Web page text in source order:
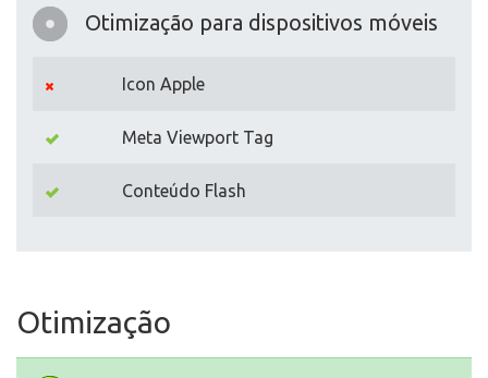
Otimização para dispositivos móveis
Icon Apple
Meta Viewport Tag
Conteúdo Flash
Otimização